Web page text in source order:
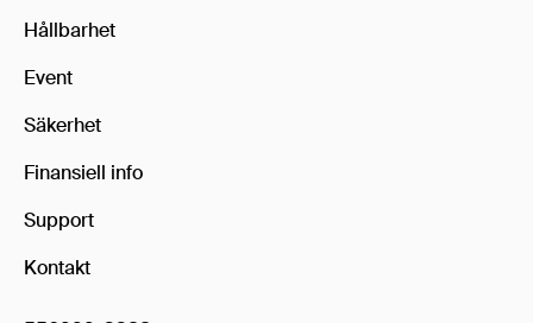
Hållbarhet
Event
Säkerhet
Finansiell info
Support
Kontakt